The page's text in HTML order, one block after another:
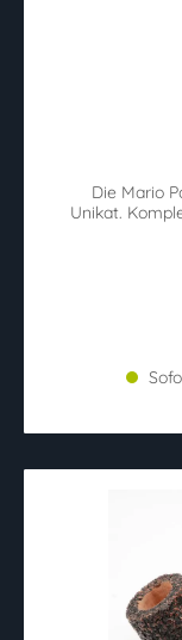
Die Mario
Unikat.